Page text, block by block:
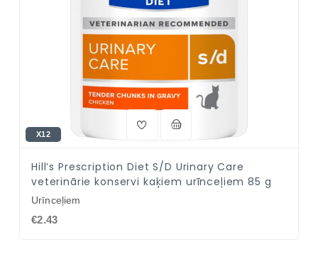
X12
Hill’s Prescription Diet S/D Urinary Care
veterinārie konservi kaķiem urīnceļiem 85 g
Urīnceļiem
€2.43